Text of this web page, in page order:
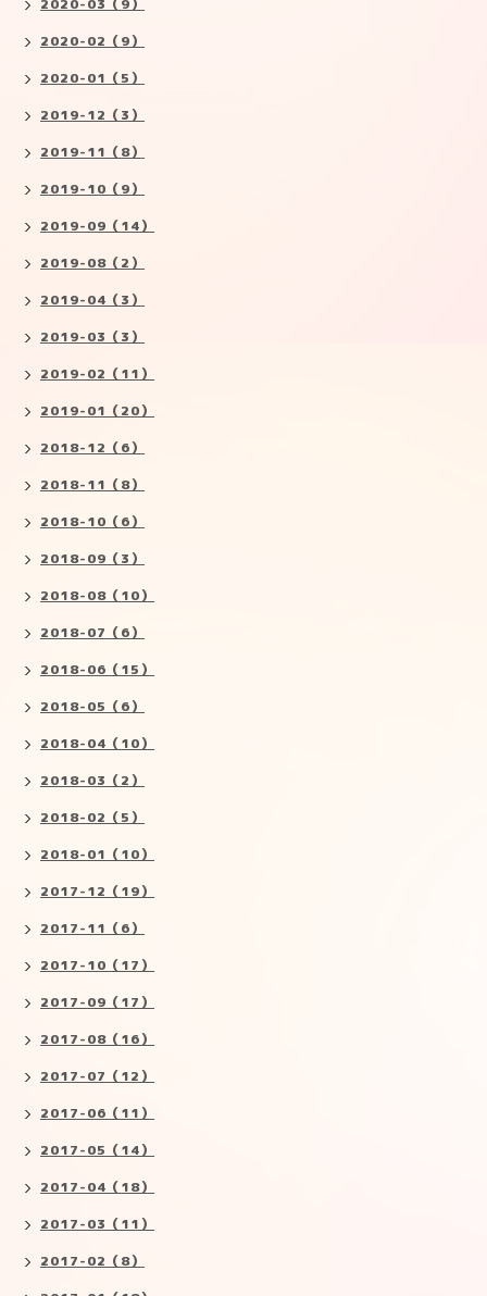
2020-03（9）
2020-02（9）
2020-01（5）
2019-12（3）
2019-11（8）
2019-10（9）
2019-09（14）
2019-08（2）
2019-04（3）
2019-03（3）
2019-02（11）
2019-01（20）
2018-12（6）
2018-11（8）
2018-10（6）
2018-09（3）
2018-08（10）
2018-07（6）
2018-06（15）
2018-05（6）
2018-04（10）
2018-03（2）
2018-02（5）
2018-01（10）
2017-12（19）
2017-11（6）
2017-10（17）
2017-09（17）
2017-08（16）
2017-07（12）
2017-06（11）
2017-05（14）
2017-04（18）
2017-03（11）
2017-02（8）